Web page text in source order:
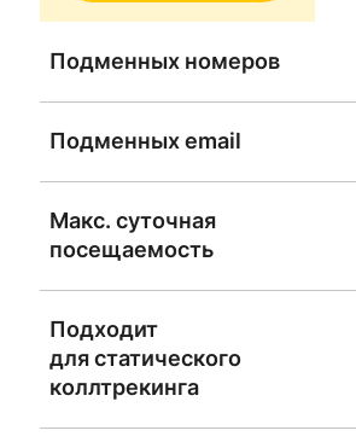
Подменных номеров
Подменных email
Макс. суточная
посещаемость
Подходит
для статического
коллтрекинга